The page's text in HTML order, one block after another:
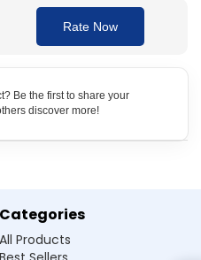
பாக்டீரியா வளர்ச்சிக்கு
உருவாக்குவதைக் கெடுத்து,
அமைப்பு (Immune system)
அளவு (Dose) மற்றும் காலத்திற்கு
Rate Now
Be the first to share your
discover more!
Categories
All Products